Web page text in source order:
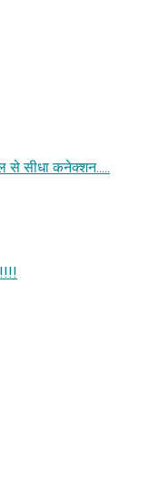
से सीधा कनेक्शन.....